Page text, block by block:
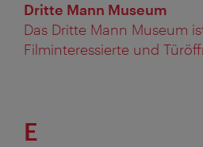
Dritte Mann Museum
Das Dritte Mann Museum
Filminteressierte und
E